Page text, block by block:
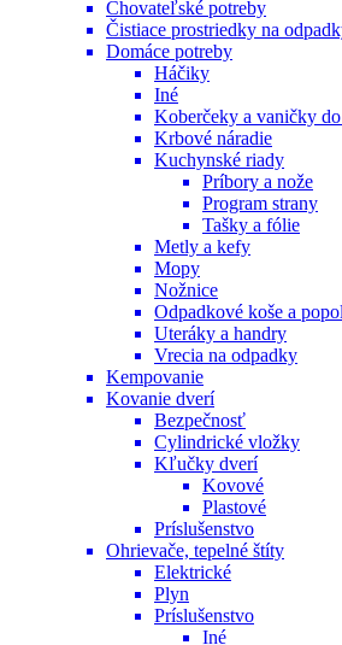
Chovateľské potreby
Čistiace prostriedky na
Domáce potreby
Háčiky
Iné
Koberčeky a vaničky
Krbové náradie
Kuchynské riady
Príbory a nože
Program strany
Tašky a fólie
Metly a kefy
Mopy
Nožnice
Odpadkové koše a
Uteráky a handry
Vrecia na odpadky
Kempovanie
Kovanie dverí
Bezpečnosť
Cylindrické vložky
Kľučky dverí
Kovové
Plastové
Príslušenstvo
Ohrievače, tepelné štíty
Elektrické
Plyn
Príslušenstvo
Iné